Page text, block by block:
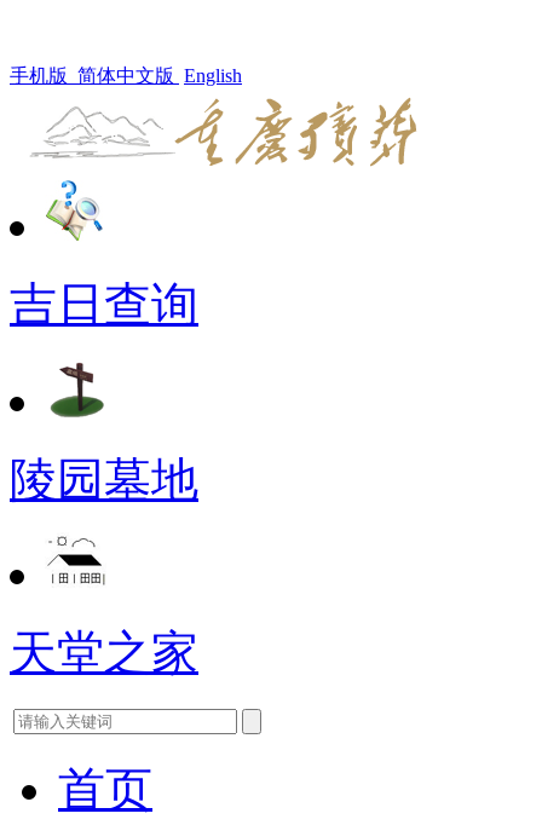
手机版 简体中文版 English
吉日查询
陵园墓地
天堂之家
首页